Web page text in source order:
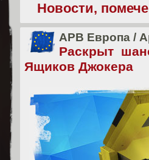
Новости,
APB Европа /
Раскрыт
Ящиков Джокера